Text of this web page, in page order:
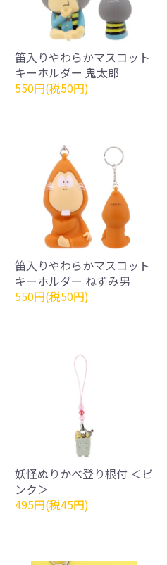
笛入りやわらかマスコット
キーホルダー 鬼太郎
550円(税50円)
笛入りやわらかマスコット
キーホルダー ねずみ男
550円(税50円)
妖怪ぬりかべ登り根付 ＜ピ
ンク＞
495円(税45円)